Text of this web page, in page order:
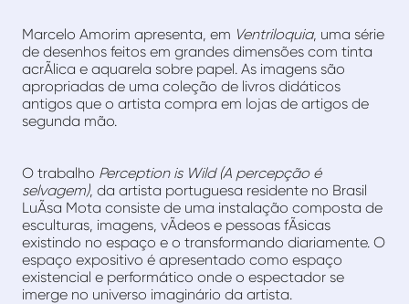
Marcelo Amorim apresenta, em Ventriloquia, uma série
de desenhos feitos em grandes dimensões com tinta
acrÃ­lica e aquarela sobre papel. As imagens são
apropriadas de uma coleção de livros didáticos
antigos que o artista compra em lojas de artigos de
segunda mão.
O trabalho Perception is Wild (A percepção é
selvagem), da artista portuguesa residente no Brasil
LuÃ­sa Mota consiste de uma instalação composta de
esculturas, imagens, vÃ­deos e pessoas fÃ­sicas
existindo no espaço e o transformando diariamente. O
espaço expositivo é apresentado como espaço
existencial e performático onde o espectador se
imerge no universo imaginário da artista.